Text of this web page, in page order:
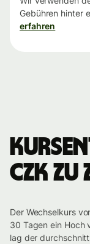
Gebühren hinter
erfahren
CZK zu
Der Wechselkurs
30 Tagen ein Hoch
lag der